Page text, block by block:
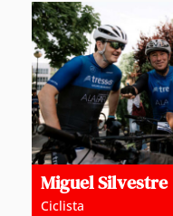
Miguel Silvestre
Ciclista